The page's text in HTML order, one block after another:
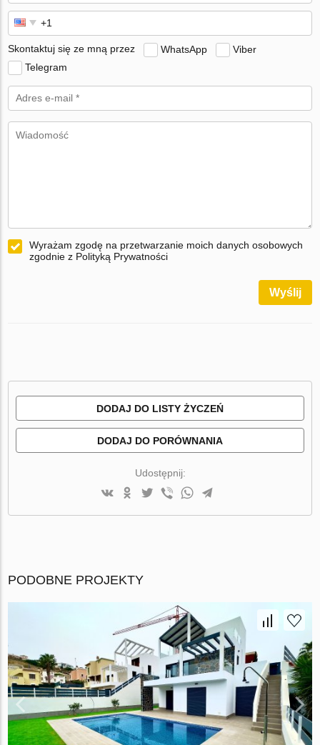
Skontaktuj się ze mną przez WhatsApp
Viber
Telegram
Wyrażam zgodę na przetwarzanie moich danych osobowych
zgodnie z Polityką Prywatności
Wyślij
DODAJ DO LISTY ŻYCZEŃ
DODAJ DO PORÓWNANIA
Udostępnij:
PODOBNE PROJEKTY